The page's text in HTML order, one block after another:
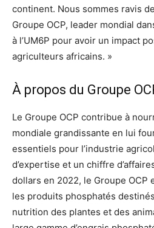
continent. Nous sommes ravis
Groupe OCP, leader mondial
à l’UM6P pour avoir un impact
agriculteurs africains. »
À propos du Groupe
Le Groupe OCP contribue à
mondiale grandissante en lui
essentiels pour l’industrie
d’expertise et un chiffre
dollars en 2022, le Groupe OCP
les produits phosphatés
nutrition des plantes et des